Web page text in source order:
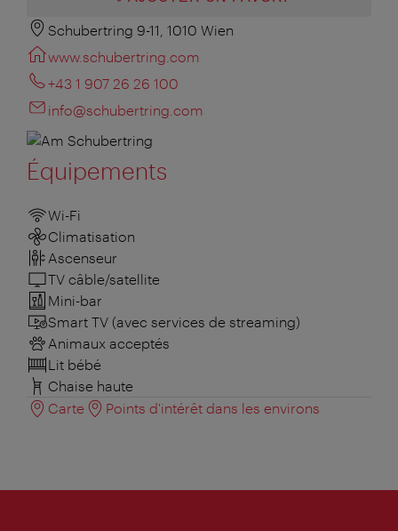
Schubertring 9-11, 1010 Wien
www.schubertring.com
+43 1 907 26 26 100
info@schubertring.com
Équipements
Wi-Fi
Climatisation
Ascenseur
TV câble/satellite
Mini-bar
Smart TV (avec services de streaming)
Animaux acceptés
Lit bébé
Chaise haute
Carte
Points d'intérêt dans les environs